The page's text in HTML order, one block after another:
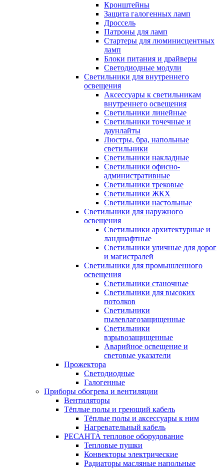
Кронштейны
Защита галогенных ламп
Дроссель
Патроны для ламп
Стартеры для люминисцентных
ламп
Блоки питания и драйверы
Светодиодные модули
Светильники для внутреннего
освещения
Аксессуары к светильникам
внутреннего освещения
Светильники линейные
Светильники точечные и
даунлайты
Люстры, бра, напольные
светильники
Светильники накладные
Светильники офисно-
административные
Светильники трековые
Светильники ЖКХ
Светильники настольные
Светильники для наружного
освещения
Светильники архитектурные и
ландшафтные
Светильники уличные для дорог
и магистралей
Светильники для промышленного
освещения
Светильники станочные
Светильники для высоких
потолков
Светильники
пылевлагозащищенные
Светильники
взрывозащищенные
Аварийное освещение и
световые указатели
Прожектора
Светодиодные
Галогенные
Приборы обогрева и вентиляции
Вентиляторы
Тёплые полы и греющий кабель
Тёплые полы и аксессуары к ним
Нагревательный кабель
РЕСАНТА тепловое оборудование
Тепловые пушки
Конвекторы электрические
Радиаторы масляные напольные